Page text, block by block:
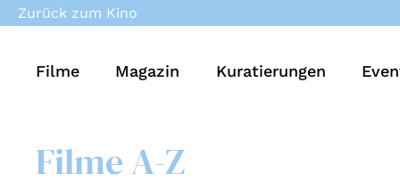
Zurück zum Kino
Filme Magazin Kuratierungen
Filme A-Z